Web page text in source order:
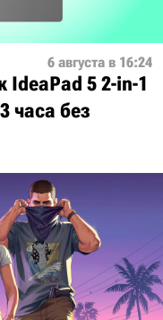
6 августа в 16:24
IdeaPad 5 2-in-1
часа без